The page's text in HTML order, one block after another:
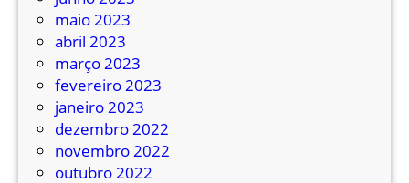
maio 2023
abril 2023
março 2023
fevereiro 2023
janeiro 2023
dezembro 2022
novembro 2022
outubro 2022